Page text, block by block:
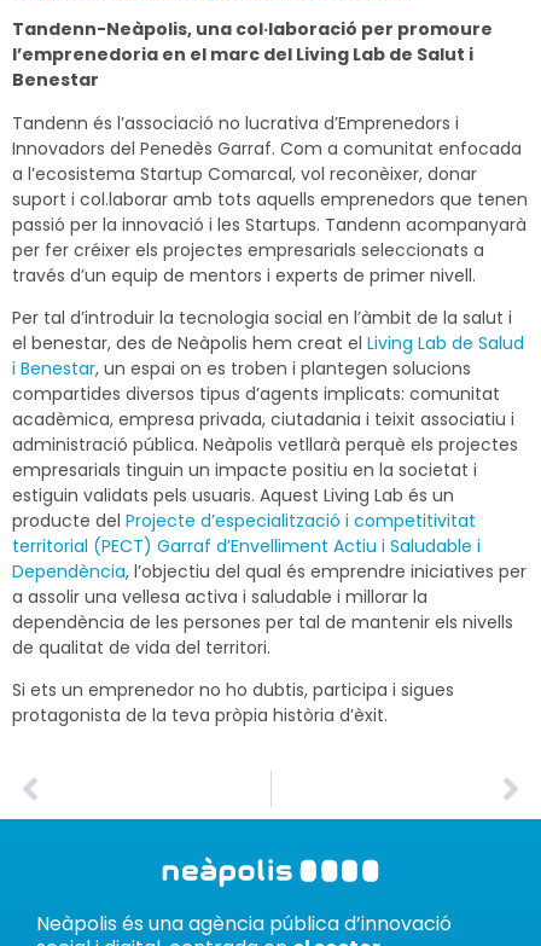
Tandenn-Neàpolis, una col·laboració per promoure
l’emprenedoria en el marc del Living Lab de Salut i
Benestar
Tandenn és l’associació no lucrativa d’Emprenedors i
Innovadors del Penedès Garraf. Com a comunitat enfocada
a l’ecosistema Startup Comarcal, vol reconèixer, donar
suport i col.laborar amb tots aquells emprenedors que tenen
passió per la innovació i les Startups. Tandenn acompanyarà
per fer créixer els projectes empresarials seleccionats a
través d’un equip de mentors i experts de primer nivell.
Per tal d’introduir la tecnologia social en l’àmbit de la salut i
el benestar, des de Neàpolis hem creat el Living Lab de Salud
i Benestar, un espai on es troben i plantegen solucions
compartides diversos tipus d’agents implicats: comunitat
acadèmica, empresa privada, ciutadania i teixit associatiu i
administració pública. Neàpolis vetllarà perquè els projectes
empresarials tinguin un impacte positiu en la societat i
estiguin validats pels usuaris. Aquest Living Lab és un
producte del Projecte d’especialització i competitivitat
territorial (PECT) Garraf d’Envelliment Actiu i Saludable i
Dependència, l’objectiu del qual és emprendre iniciatives per
a assolir una vellesa activa i saludable i millorar la
dependència de les persones per tal de mantenir els nivells
de qualitat de vida del territori.
Si ets un emprenedor no ho dubtis, participa i sigues
protagonista de la teva pròpia història d’èxit.
Neàpolis és una agència pública d’innovació